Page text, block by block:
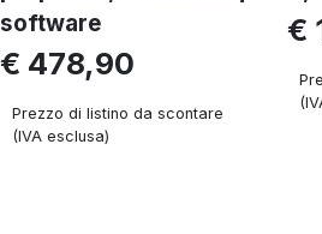
software
€ 478,90
Prezzo di listino da scontare
(IVA esclusa)
€